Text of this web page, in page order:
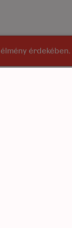
érdekében.